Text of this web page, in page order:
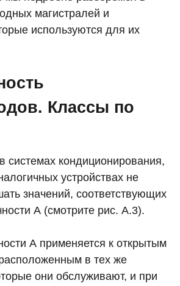
магистралей и
используются для их
Классы по
системах кондиционирования,
устройствах не
значений, соответствующих
А (смотрите рис. А.3).
А применяется к открытым
в тех же
они обслуживают, и при